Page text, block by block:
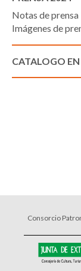
Notas de prensa
Imágenes de
CATALOGO
Consorcio